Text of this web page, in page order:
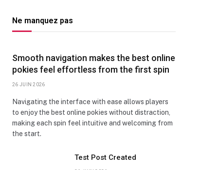
Ne manquez pas
Smooth navigation makes the best online
pokies feel effortless from the first spin
26 JUIN 2026
Navigating the interface with ease allows players
to enjoy the best online pokies without distraction,
making each spin feel intuitive and welcoming from
the start.
Test Post Created